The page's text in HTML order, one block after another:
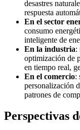
desastres
respuesta
En el sector
consumo
inteligente de
En la industria:
optimización de
en tiempo real,
En el comercio:
personalización
patrones de
Perspectivas